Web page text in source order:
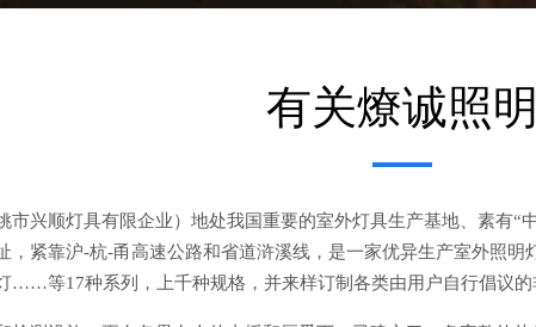
有关燎诚照明
兴顺灯具有限企业）地处我国重要的室外灯具生产基地、素有
紧靠沪-杭-甬高速公路和省道浒溪线，是一家优异生产室外照
……等17种系列，上千种规格，并来样订制各类由用户自行倡议的